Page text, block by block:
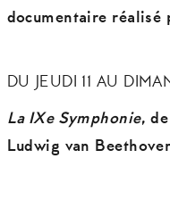
documentaire
DU JEUDI 11 AU
La IXe Symphonie,
Ludwig van